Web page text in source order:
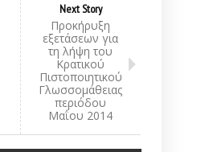
Next Story
Προκήρυξη
εξετάσεων για
τη λήψη του
Κρατικού
Πιστοποιητικού
Γλωσσομάθειας
περιόδου
Μαΐου 2014